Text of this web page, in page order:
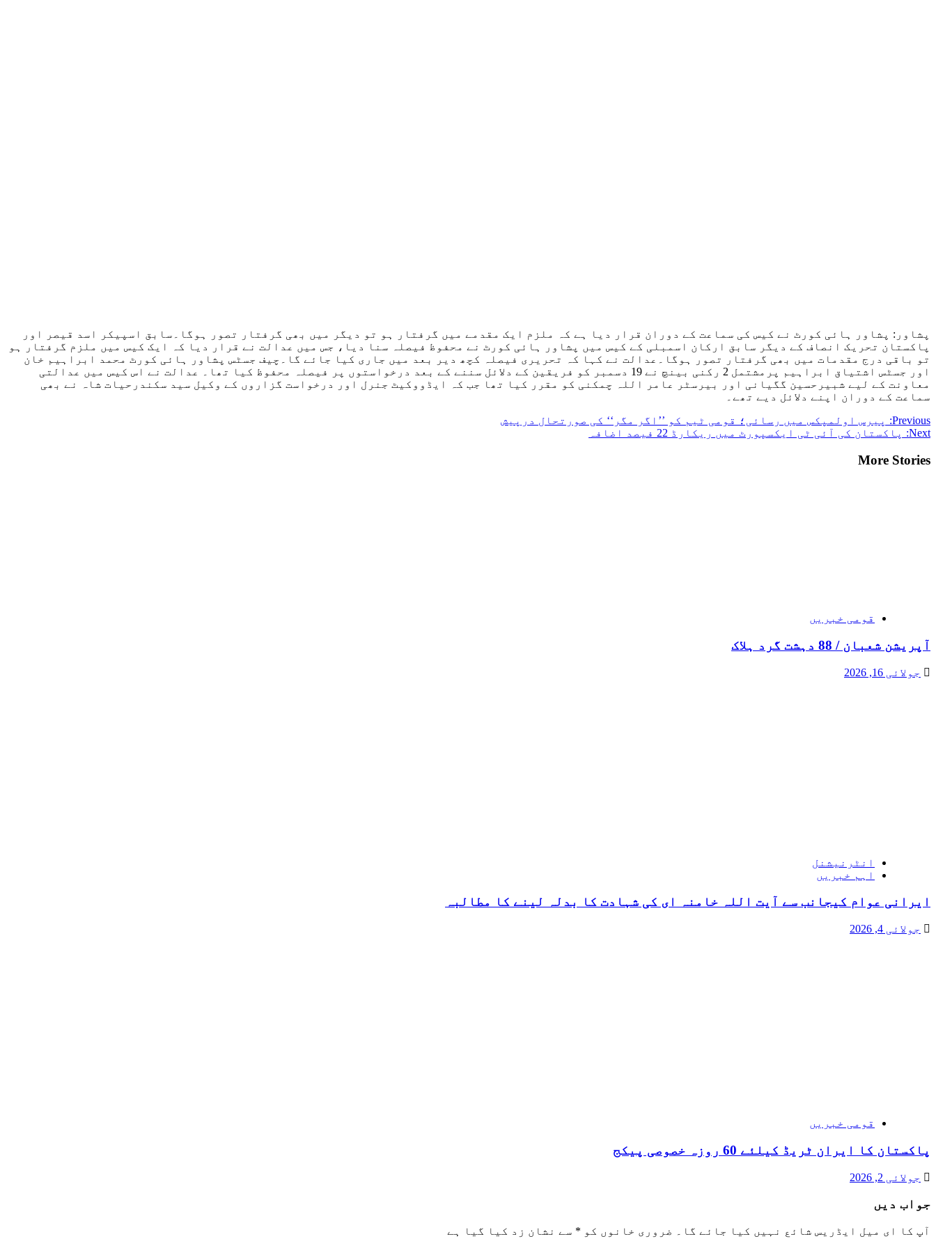
پشاور: پشاور ہائی کورٹ نے کیس کی سماعت کے دوران قرار دیا ہے کہ ملزم ایک مقدمے میں گرفتار ہو تو دیگر میں بھی گرفتار تصور ہوگا۔سابق اسپیکر اسد قیصر اور
پاکستان تحریک انصاف کے دیگر سابق ارکان اسمبلی کے کیس میں پشاور ہائی کورٹ نے محفوظ فیصلہ سنا دیا، جس میں عدالت نے قرار دیا کہ ایک کیس میں ملزم گرفتار ہو
تو باقی درج مقدمات میں بھی گرفتار تصور ہوگا۔عدالت نے کہا کہ تحریری فیصلہ کچھ دیر بعد میں جاری کیا جائے گا۔چیف جسٹس پشاور ہائی کورٹ محمد ابراہیم خان
اور جسٹس اشتیاق ابراہیم پرمشتمل 2 رکنی بینچ نے 19 دسمبر کو فریقین کے دلائل سننے کے بعد درخواستوں پر فیصلہ محفوظ کیا تھا۔ عدالت نے اس کیس میں عدالتی
معاونت کے لیے شبیرحسین گگیانی اور بیرسٹر عامر اللہ چمکنی کو مقرر کیا تھا جب کہ ایڈووکیٹ جنرل اور درخواست گزاروں کے وکیل سید سکندرحیات شاہ نے بھی
سماعت کے دوران اپنے دلائل دیے تھے۔
Post
navigation
Previous:
پیرس اولمپکس میں رسائی؛ قومی ٹیم کو ’’اگر مگر‘‘ کی صورتحال درپیش
Next:
پاکستان کی آئی ٹی ایکسپورٹ میں ریکارڈ 22 فیصد اضافہ
More Stories
قومی خبریں
آپریشن شعبان / 88 دہشت گرد ہلاک
جولائی 16, 2026
انٹرنیشنل
اہم خبریں
ایرانی عوام کیجانب سے آیت اللہ خامنہ ای کی شہادت کا بدلہ لینے کا مطالبہ
جولائی 4, 2026
قومی خبریں
پاکستان کا ایران ٹریڈ کیلئے 60 روزہ خصوصی پیکج
جولائی 2, 2026
جواب دیں
آپ کا ای میل ایڈریس شائع نہیں کیا جائے گا۔ ضروری خانوں کو * سے نشان زد کیا گیا ہے